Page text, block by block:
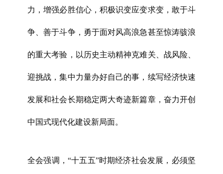
力，增强必胜信心，积极识变应变求变，敢于斗
争、善于斗争，勇于面对风高浪急甚至惊涛骇浪
的重大考验，以历史主动精神克难关、战风险、
迎挑战，集中力量办好自己的事，续写经济快速
发展和社会长期稳定两大奇迹新篇章，奋力开创
中国式现代化建设新局面。
全会强调，“十五五”时期经济社会发展，必须坚